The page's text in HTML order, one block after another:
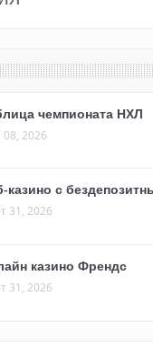
чемпионата НХЛ
2026
казино с
31, 2026
казино Френдс
31, 2026